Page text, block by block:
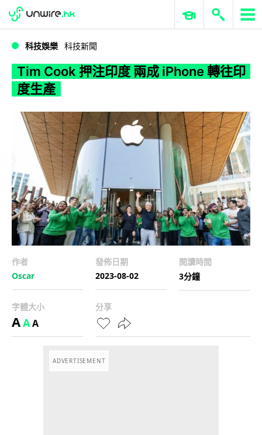
WWDC 2026 ERP 與商業 AI
科技娛樂 科技新聞
Tim Cook 押注印度 兩成 iPhone 轉往印
度生產
作者
Oscar
發佈日期
2023-08-02
閱讀時間
3分鐘
字體大小
AAA
分享
ADVERTISEMENT